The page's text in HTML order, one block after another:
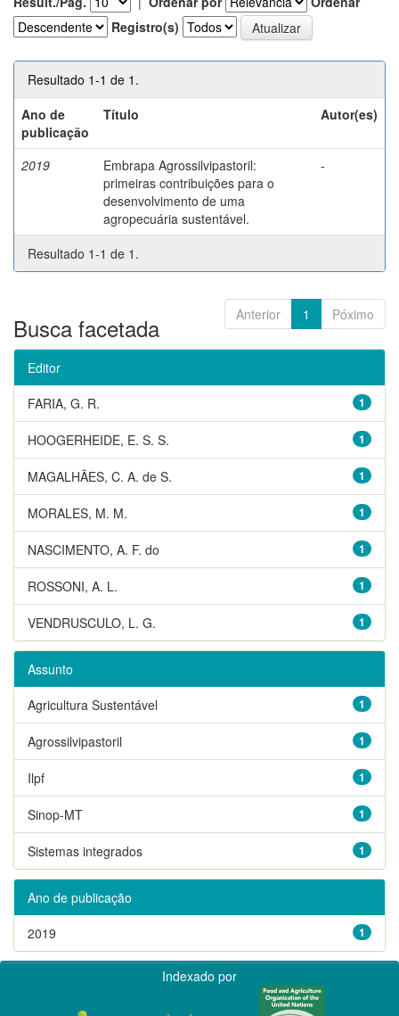
Registro(s)
Resultado 1-1 de 1.
Ano de
publicação
Título Autor(es)
2019
Embrapa Agrossilvipastoril:
primeiras contribuições para o
desenvolvimento de uma
agropecuária sustentável.
-
Resultado 1-1 de 1.
Anterior 1 Póximo
Busca facetada
Editor
1
FARIA, G. R.
1
HOOGERHEIDE, E. S. S.
1
MAGALHÃES, C. A. de S.
1
MORALES, M. M.
1
NASCIMENTO, A. F. do
1
ROSSONI, A. L.
1
VENDRUSCULO, L. G.
Assunto
1
Agricultura Sustentável
1
Agrossilvipastoril
1
Ilpf
1
Sinop-MT
1
Sistemas integrados
Ano de publicação
1
2019
Indexado por